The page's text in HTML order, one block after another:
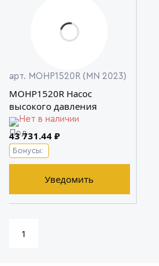
арт. MOHP1520R (MN 2023)
MOHP1520R Насос
высокого давления
Нет в наличии
43 731.44 ₽
Бонусы:
Уведомить
1